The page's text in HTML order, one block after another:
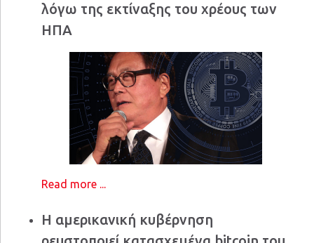
λόγω της εκτίναξης του χρέους των
ΗΠΑ
Read more ...
Η αμερικανική κυβέρνηση